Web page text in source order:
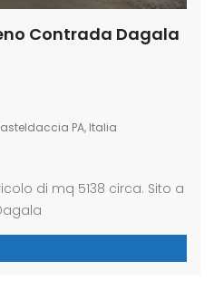
Contrada Dagala
PA, Italia
di mq 5138 circa. Sito a